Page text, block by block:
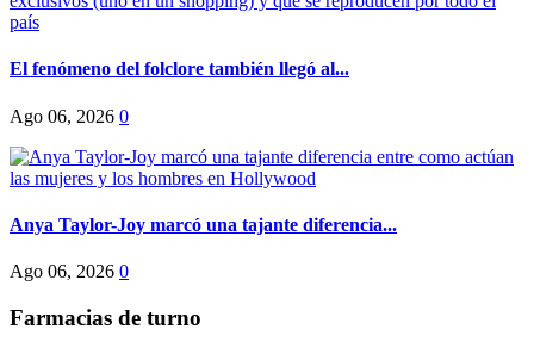
El fenómeno del folclore también llegó al...
Ago 06, 2026 0
Anya Taylor-Joy marcó una tajante diferencia...
Ago 06, 2026 0
Farmacias de turno